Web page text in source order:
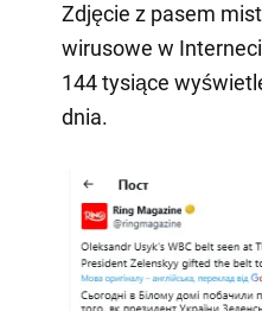
Zdjęcie z pasem
wirusowe w
144 tysiące
dnia.